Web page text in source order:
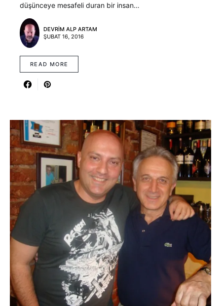
düşünceye mesafeli duran bir insan…
DEVRIM ALP ARTAM
ŞUBAT 16, 2016
READ MORE